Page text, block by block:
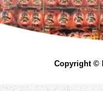
Copyright ©